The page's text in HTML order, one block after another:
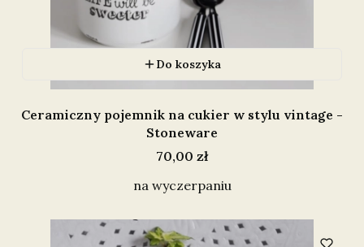
Do koszyka
Ceramiczny pojemnik na cukier w stylu vintage -
Stoneware
Cena
70,00 zł
na wyczerpaniu